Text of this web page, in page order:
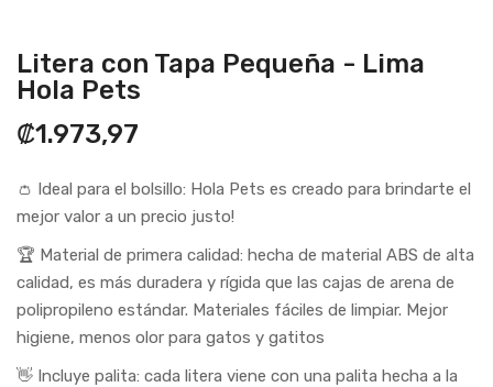
Litera con Tapa Pequeña - Lima
Hola Pets
₡1.973,97
👛 Ideal para el bolsillo: Hola Pets es creado para brindarte el
mejor valor a un precio justo!
🏆 Material de primera calidad: hecha de material ABS de alta
calidad, es más duradera y rígida que las cajas de arena de
polipropileno estándar. Materiales fáciles de limpiar. Mejor
higiene, menos olor para gatos y gatitos
👋 Incluye palita: cada litera viene con una palita hecha a la